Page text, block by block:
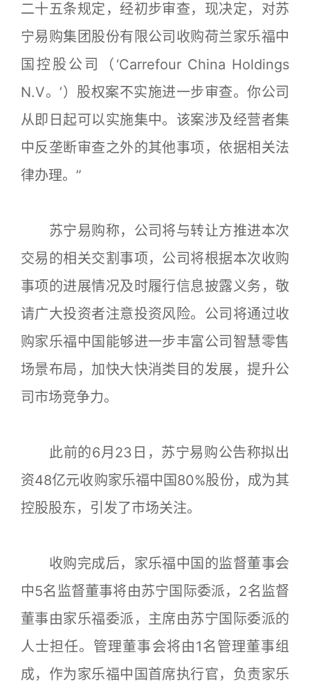
二十五条规定，经初步审查，现决定，对苏
宁易购集团股份有限公司收购荷兰家乐福中
国控股公司（‘Carrefour China Holdings
N.V。’）股权案不实施进一步审查。你公司
从即日起可以实施集中。该案涉及经营者集
中反垄断审查之外的其他事项，依据相关法
律办理。”
苏宁易购称，公司将与转让方推进本次
交易的相关交割事项，公司将根据本次收购
事项的进展情况及时履行信息披露义务，敬
请广大投资者注意投资风险。公司将通过收
购家乐福中国能够进一步丰富公司智慧零售
场景布局，加快大快消类目的发展，提升公
司市场竞争力。
此前的6月23日，苏宁易购公告称拟出
资48亿元收购家乐福中国80%股份，成为其
控股股东，引发了市场关注。
收购完成后，家乐福中国的监督董事会
中5名监督董事将由苏宁国际委派，2名监督
董事由家乐福委派，主席由苏宁国际委派的
人士担任。管理董事会将由1名管理董事组
成，作为家乐福中国首席执行官，负责家乐